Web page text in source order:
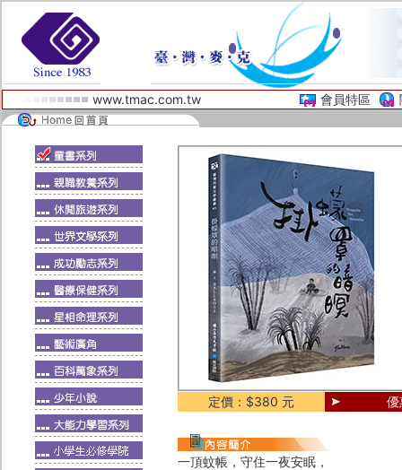
www.tmac.com.tw 會員特區
定價：$380 元
一頂蚊帳，守住一夜安眠，